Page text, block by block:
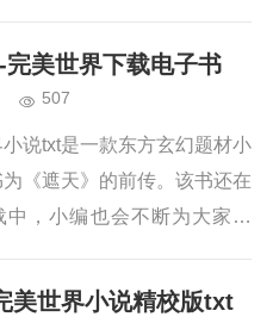
，新章节出来，小编会第一
小说简介《完美...
完美世界下载电子书
507
说txt是一款东方玄幻题材小
《遮天》的前传。该书还在
中，小编也会不断为大家更
，新章节出来，小编会第一
美世界小说精校版txt